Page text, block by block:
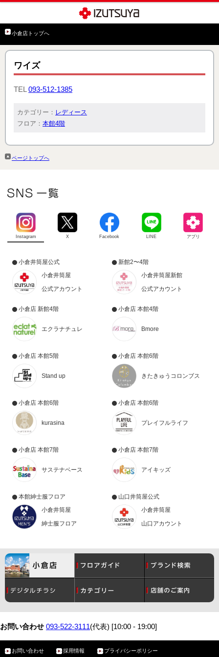
小倉店トップへ
ワイズ
TEL 093-512-1385
カテゴリー： レディース
フロア： 本館4階
ページトップへ
Instagram X Facebook LINE アプリ
小倉井筒屋公式
小倉井筒屋
公式アカウント
新館2〜4階
小倉井筒屋新館
公式アカウント
小倉店 新館4階
エクラナチュレ
小倉店 本館4階
Bmore
小倉店 本館5階
Stand up
小倉店 本館6階
きたきゅうコロンブス
小倉店 本館6階
kurasina
小倉店 本館6階
プレイフルライフ
小倉店 本館7階
サステナベース
小倉店 本館7階
アイキッズ
本館紳士服フロア
小倉井筒屋
紳士服フロア
山口井筒屋公式
小倉井筒屋
山口アカウント
コスメ レディース
メンズ ベビー・こども
月間催事スケジュール グルメ
サービスガイド アクセス・駐車場
お問い合わせ 093-522-3111(代表) [10:00 - 19:00]
お問い合わせ 採用情報 プライバシーポリシー